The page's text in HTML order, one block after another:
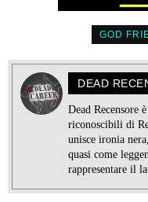
GOD
DEAD
Dead Recensore
riconoscibili di
unisce ironia
quasi come
rappresentare il